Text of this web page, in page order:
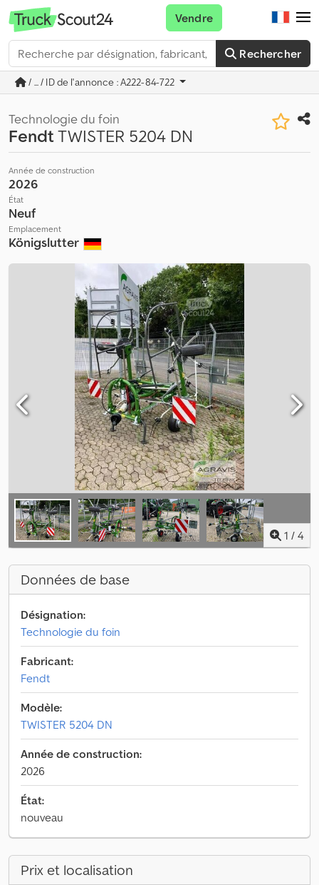
Rechercher
Vendre
/ ... / ID de l'annonce : A222-84-722
Technologie du foin
FendtTWISTER 5204 DN
Année de construction
2026
État
Neuf
Emplacement
Königslutter
1 / 4
Données de base
Désignation:
Technologie du foin
Fabricant:
Fendt
Modèle:
TWISTER 5204 DN
Année de construction:
2026
État:
nouveau
Prix et localisation